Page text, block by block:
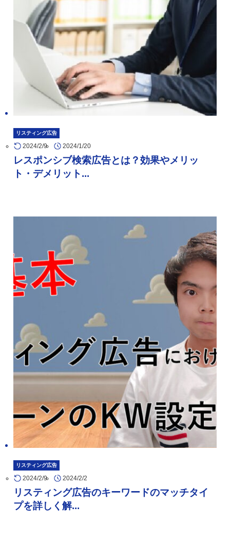
リスティング広告
2024/2/9 2024/1/20
レスポンシブ検索広告とは？効果やメリッ
ト・デメリット...
リスティング広告
2024/2/9 2024/2/2
リスティング広告のキーワードのマッチタイ
プを詳しく解...